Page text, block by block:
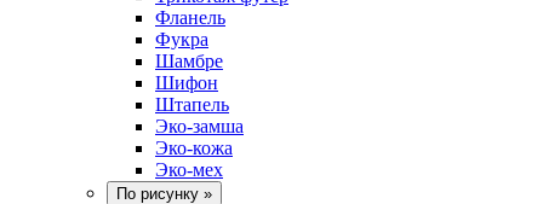
Фланель
Фукра
Шамбре
Шифон
Штапель
Эко-замша
Эко-кожа
Эко-мех
По рисунку »